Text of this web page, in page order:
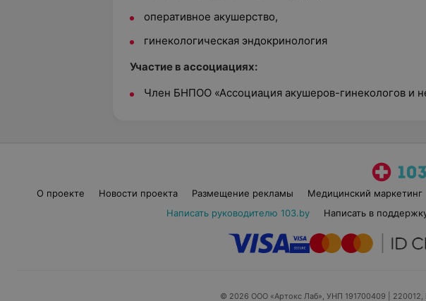
оперативное акушерство,
гинекологическая эндокринология
Участие в ассоциациях:
Член БНПОО «Ассоциация акушеров-гинекологов и
О проекте Новости проекта Размещение рекламы Медицинский маркетинг
Написать руководителю 103.by
Написать в
© 2026 ООО «Артокс Лаб», УНП 191700409 |